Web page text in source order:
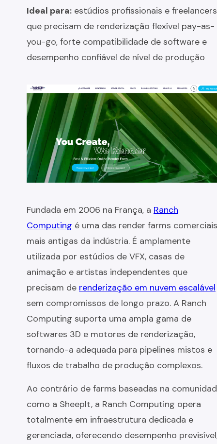
Ideal para: estúdios profissionais e freelancers
que precisam de renderização flexível pay-as-
you-go, forte compatibilidade de software e
desempenho confiável de nível de produção
Fundada em 2006 na França, a Ranch
Computing é uma das render farms comerciais
mais antigas da indústria. É amplamente
utilizada por estúdios de VFX, casas de
animação e artistas independentes que
precisam de renderização em nuvem escalável
sem compromissos de longo prazo. A Ranch
Computing suporta uma ampla gama de
softwares 3D e motores de renderização,
tornando-a adequada para pipelines mistos e
fluxos de trabalho de produção complexos.
Ao contrário de farms baseadas na
como a SheepIt, a Ranch Computing opera
totalmente em infraestrutura dedicada e
gerenciada, oferecendo desempenho